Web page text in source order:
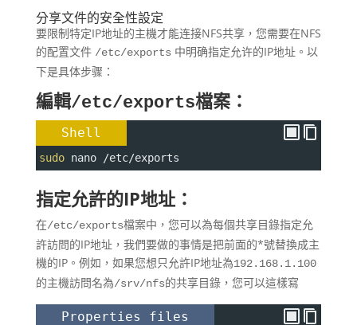
分享文件的安全性設定
要限制特定IP地址的主機才能连接NFS共享，您需要在NFS
的配置文件 /etc/exports 中明确指定允许的IP地址。以
下是具体步骤：
編輯/etc/exports檔案：
Shell
sudo nano /etc/exports
指定允許的IP地址：
在/etc/exports檔案中，您可以為每個共享目錄指定允
許訪問的IP地址，我們要做的事情是把前面的*號替換成主
機的IP。例如，如果您想只允許IP地址為192.168.1.100
的主機訪問名為/srv/nfs的共享目錄，您可以這樣寫
Properties files